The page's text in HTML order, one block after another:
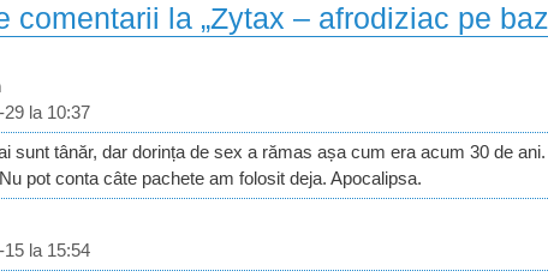
comentarii la „Zytax – afrodiziac pe
29 la 10:37
sunt tânăr, dar dorința de sex a rămas așa cum era acum 30 de
pot conta câte pachete am folosit deja. Apocalipsa.
15 la 15:54